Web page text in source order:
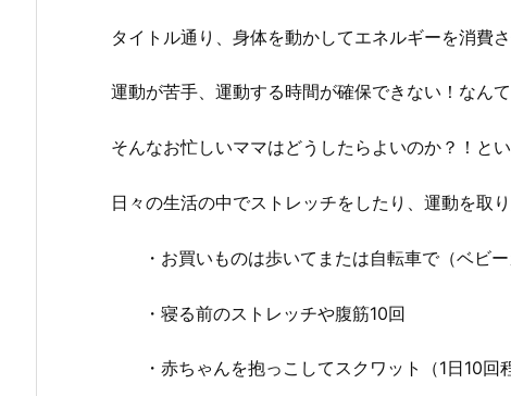
タイトル通り、身体を動かしてエネルギーを消費
運動が苦手、運動する時間が確保できない！なん
そんなお忙しいママはどうしたらよいのか？！とい
日々の生活の中でストレッチをしたり、運動を取り
・お買いものは歩いてまたは自転車で（ベビ
・寝る前のストレッチや腹筋10回
・赤ちゃんを抱っこしてスクワット（1日10回